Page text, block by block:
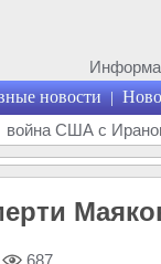
новости |
война США с
687